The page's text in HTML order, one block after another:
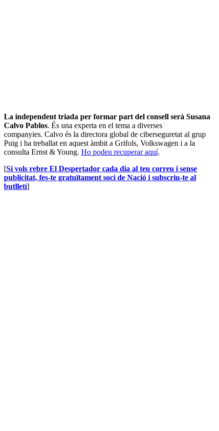
La independent triada per formar part del consell serà Susana
Calvo Pablos. És una experta en el tema a diverses
companyies. Calvo és la directora global de ciberseguretat al grup
Puig i ha treballat en aquest àmbit a Grifols, Volkswagen i a la
consulta Ernst & Young. Ho podeu recuperar aquí.
[Si vols rebre El Despertador cada dia al teu correu i sense
publicitat, fes-te gratuïtament soci de Nació i subscriu-te al
butlletí]